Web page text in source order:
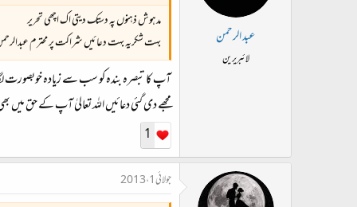
عبد الرحمن
لائبریرین
مدہوش ذہنوں پہ دستک دیتی اک اچھی تحریر
بہت شکریہ بہت دعائیں شراکت پر محترم
آپ کا تبصرہ بندہ کو سب سے زیادہ خوبصورت
مجھے دی گئی دعائیں اللہ تعالیٰ آپ کے حق میں
1
جولائی 1، 2013